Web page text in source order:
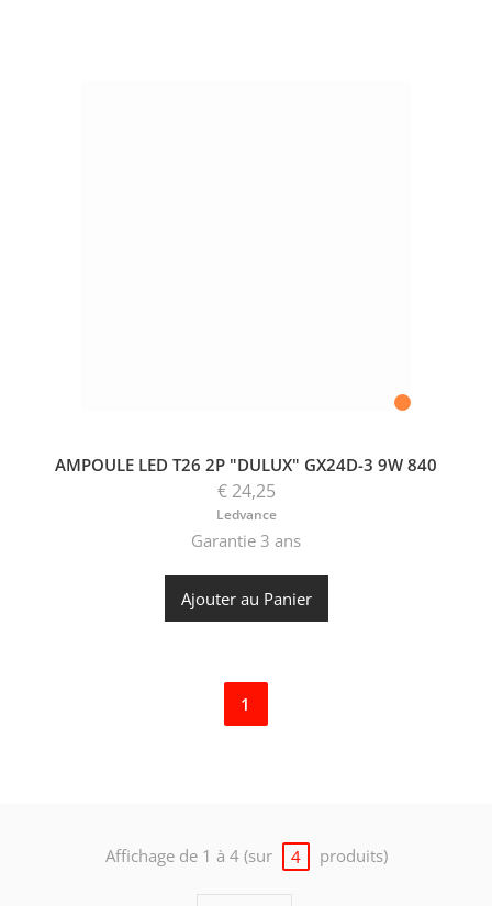
AMPOULE LED T26 2P "DULUX" GX24D-3 9W 840
€ 24,25
Ledvance
Garantie 3 ans
Ajouter au Panier
1
Affichage de 1 à 4 (sur 4 produits)